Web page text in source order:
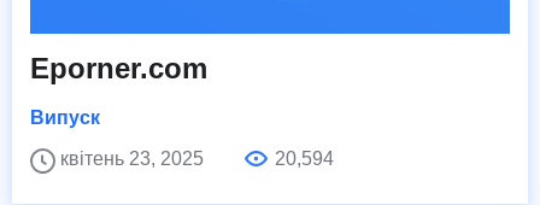
Eporner.com
Випуск
квітень 23, 2025
20,594